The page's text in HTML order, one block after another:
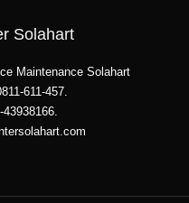
Solahart
Maintenance Solahart
611-457.